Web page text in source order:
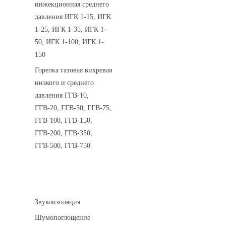
инжекционная среднего
давления ИГК 1-15, ИГК
1-25, ИГК 1-35, ИГК 1-
50, ИГК 1-100, ИГК 1-
150
Горелка газовая вихревая
низкого и среднего
давления ГГВ-10,
ГГВ-20, ГГВ-50, ГГВ-75,
ГГВ-100, ГГВ-150,
ГГВ-200, ГГВ-350,
ГГВ-500, ГГВ-750
Звукоизоляция
Шумопоглощение